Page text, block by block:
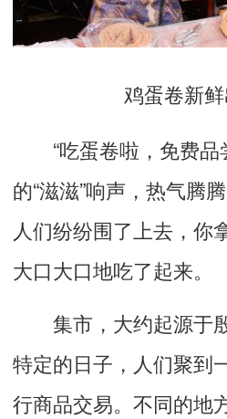
鸡蛋卷新鲜
“吃蛋卷啦，免费品
的“滋滋”响声，热气腾
人们纷纷围了上去，你
大口大口地吃了起来。
集市，大约起源于
特定的日子，人们聚到
行商品交易。不同的地